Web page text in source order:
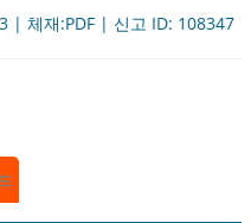
| 체재:PDF | 신고 ID: 108347